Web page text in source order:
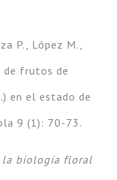
P., López M.,
de frutos de
) en el estado de
9 (1): 70-73.
la biología floral